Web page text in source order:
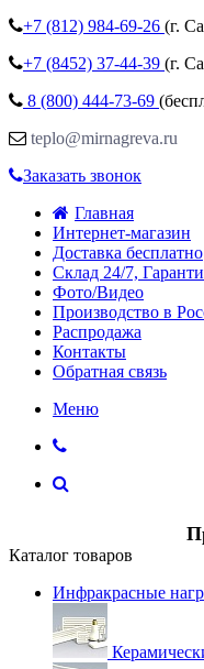
+7 (812) 984-69-26 (г.
+7 (8452) 37-44-39 (г.
8 (800) 444-73-69
teplo@mirnagreva.ru
Заказать звонок
Главная
Интернет-магазин
Доставка бесплатно
Склад 24/7,
Фото/Видео
Производство в
Распродажа
Контакты
Обратная связь
Меню
Каталог товаров
Инфракрасные